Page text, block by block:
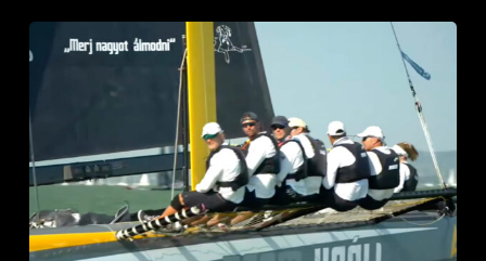
Kürt
Team
Kaáli
a
Kékszalagon
N5: